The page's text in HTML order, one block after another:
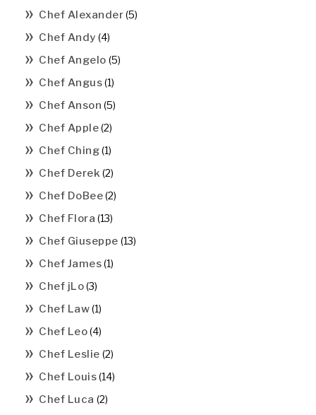
Chef Alexander(5)
Chef Andy (4)
Chef Angelo (5)
Chef Angus(1)
Chef Anson (5)
Chef Apple(2)
Chef Ching(1)
Chef Derek (2)
Chef DoBee(2)
Chef Flora (13)
Chef Giuseppe (13)
Chef James(1)
Chef jLo(3)
Chef Law(1)
Chef Leo(4)
Chef Leslie (2)
Chef Louis(14)
Chef Luca (2)